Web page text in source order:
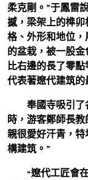
柔克剛。”于鳳雷
撼，梁架上的榫
格、外形和地位
的盆栽，被一股金
比右邊的長了零
代表著遼代建筑的
奉國寺吸引了
時，游客鄭師長
親很愛好汗青，特
構建筑。”
“遼代工匠會